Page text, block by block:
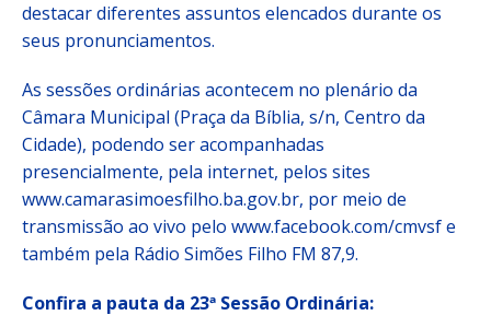
destacar diferentes assuntos elencados durante os
seus pronunciamentos.
As sessões ordinárias acontecem no plenário da
Câmara Municipal (Praça da Bíblia, s/n, Centro da
Cidade), podendo ser acompanhadas
presencialmente, pela internet, pelos sites
www.camarasimoesfilho.ba.gov.br, por meio de
transmissão ao vivo pelo www.facebook.com/cmvsf e
também pela Rádio Simões Filho FM 87,9.
Confira a pauta da 23ª Sessão Ordinária: